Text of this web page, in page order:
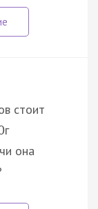
стоит
г
она